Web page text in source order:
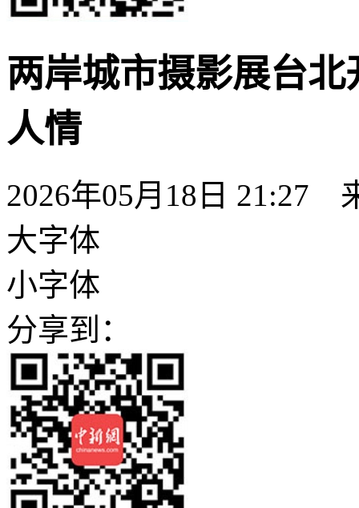
两岸城市摄影展台
人情
2026年05月18日 21:27
大字体
小字体
分享到：